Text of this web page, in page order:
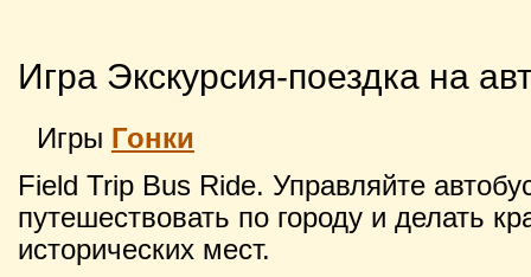
Игра Экскурсия-поездка на
Игры Гонки
Field Trip Bus Ride. Управляйте
путешествовать по городу и делать
исторических мест.